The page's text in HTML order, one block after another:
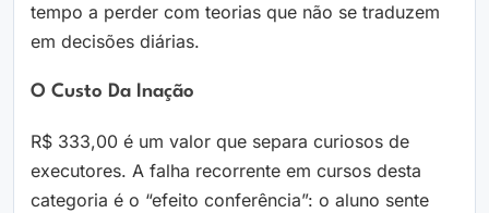
tempo a perder com teorias que não se traduzem
em decisões diárias.
O Custo Da Inação
R$ 333,00 é um valor que separa curiosos de
executores. A falha recorrente em cursos desta
categoria é o “efeito conferência”: o aluno sente